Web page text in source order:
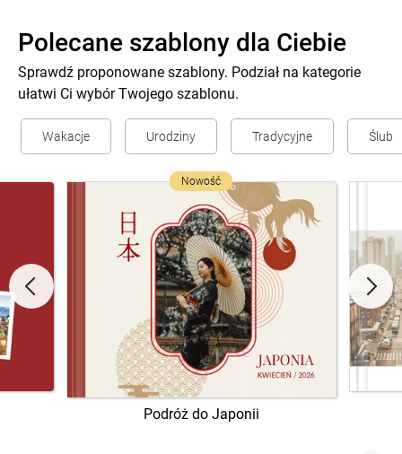
Polecane szablony dla Ciebie
Sprawdź proponowane szablony. Podział na kategorie
ułatwi Ci wybór Twojego szablonu.
Wakacje Urodziny Tradycyjne Ślub
Nowość
Podróż do Japonii